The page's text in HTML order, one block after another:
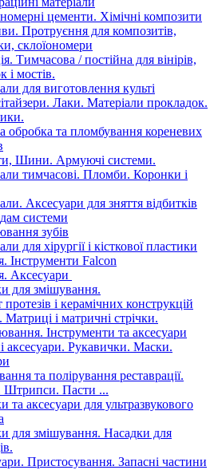
цементи. Хімічні композити
Протруєння для композитів,
склоїономери
Тимчасова / постійна для вінірів,
і мостів.
для виготовлення культі
Лаки. Матеріали прокладок.
обробка та пломбування кореневих
Шини. Армуючі системи.
тимчасові. Пломби. Коронки і
Аксесуари для зняття відбитків
системи
зубів
для хірургії і кісткової пластики
Інструменти Falcon
Аксесуари
для змішування.
і керамічних конструкцій
і матричні стрічки.
Інструменти та аксесуари
аксесуари. Рукавички. Маски.
та полірування реставрації.
Штрипси. Пасти ...
та аксесуари для ультразвукового
для змішування. Насадки для
Пристосування. Запасні частини